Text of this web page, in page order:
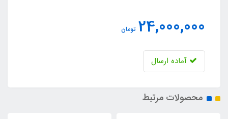
24,000,000 تومان
آماده ارسال
محصولات مرتبط